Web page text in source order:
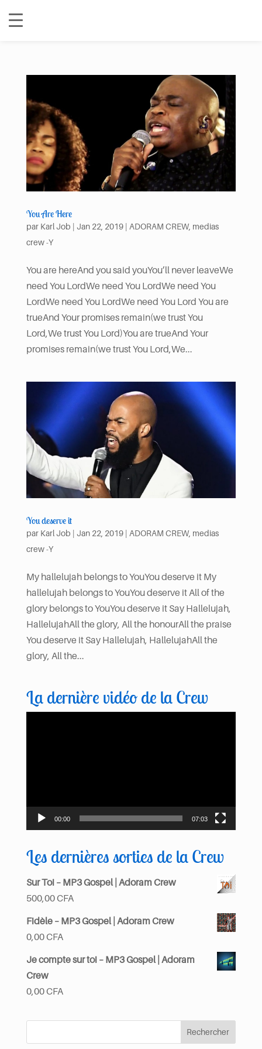
You Are Here
par Karl Job | Jan 22, 2019| ADORAM CREW, medias
crew -Y
You are hereAnd you said youYou’ll never leaveWe
need You LordWe need You LordWe need You
LordWe need You LordWe need You Lord You are
trueAnd Your promises remain(we trust You
Lord,We trust You Lord)You are trueAnd Your
promises remain(we trust You Lord,We...
You deserve it
par Karl Job | Jan 22, 2019| ADORAM CREW, medias
crew -Y
My hallelujah belongs to YouYou deserve it My
hallelujah belongs to YouYou deserve it All of the
glory belongs to YouYou deserve it Say Hallelujah,
HallelujahAll the glory, All the honourAll the praise
You deserve it Say Hallelujah, HallelujahAll the
glory, All the...
La dernière vidéo de la Crew
00:00 07:03
Les dernières sorties de la Crew
Sur Toi – MP3 Gospel | Adoram Crew
500,00CFA
Fidèle – MP3 Gospel | Adoram Crew
0,00CFA
Je compte sur toi – MP3 Gospel | Adoram
Crew
0,00CFA